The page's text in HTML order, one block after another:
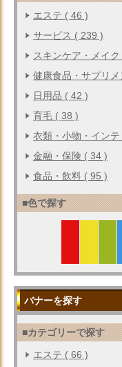
エステ ( 46 )
サービス ( 239 )
スキンケア・メイ
健康食品・サプリ
日用品 ( 42 )
育毛 ( 38 )
衣類・小物・イン
金融・保険 ( 34 )
食品・飲料 ( 95 )
■色で探す
バナーを探す
■カテゴリーで探す
エステ ( 66 )